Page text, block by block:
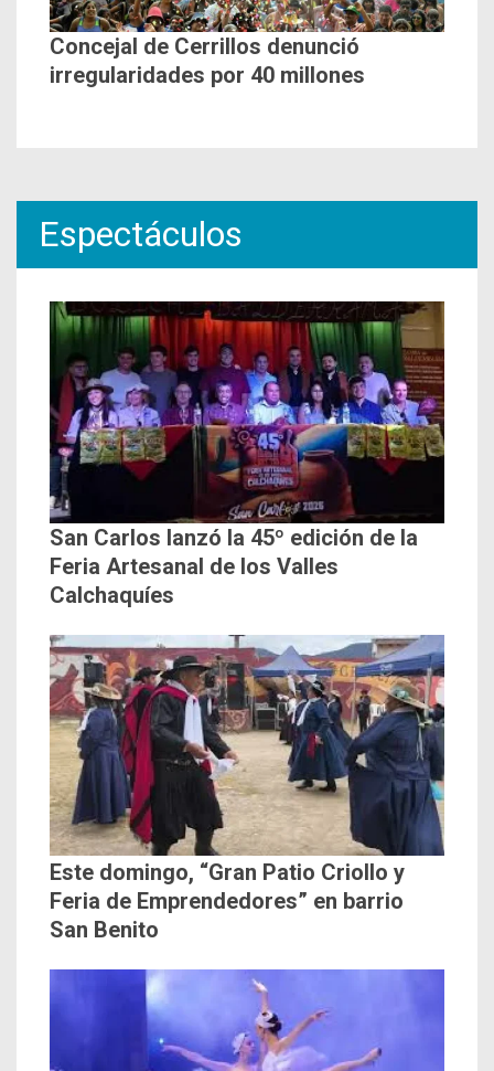
Concejal de Cerrillos denunció
irregularidades por 40 millones
Espectáculos
San Carlos lanzó la 45º edición de la
Feria Artesanal de los Valles
Calchaquíes
Este domingo, “Gran Patio Criollo y
Feria de Emprendedores” en barrio
San Benito